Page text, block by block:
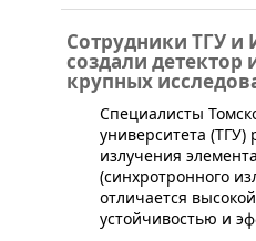
Сотрудники ТГУ
создали детектор
крупных
​​​Специалисты
университета (ТГУ)
излучения
(синхротронного
отличается
устойчивостью и